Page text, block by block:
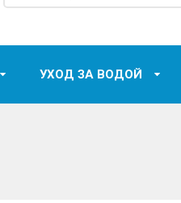
УХОД ЗА ВОДОЙ